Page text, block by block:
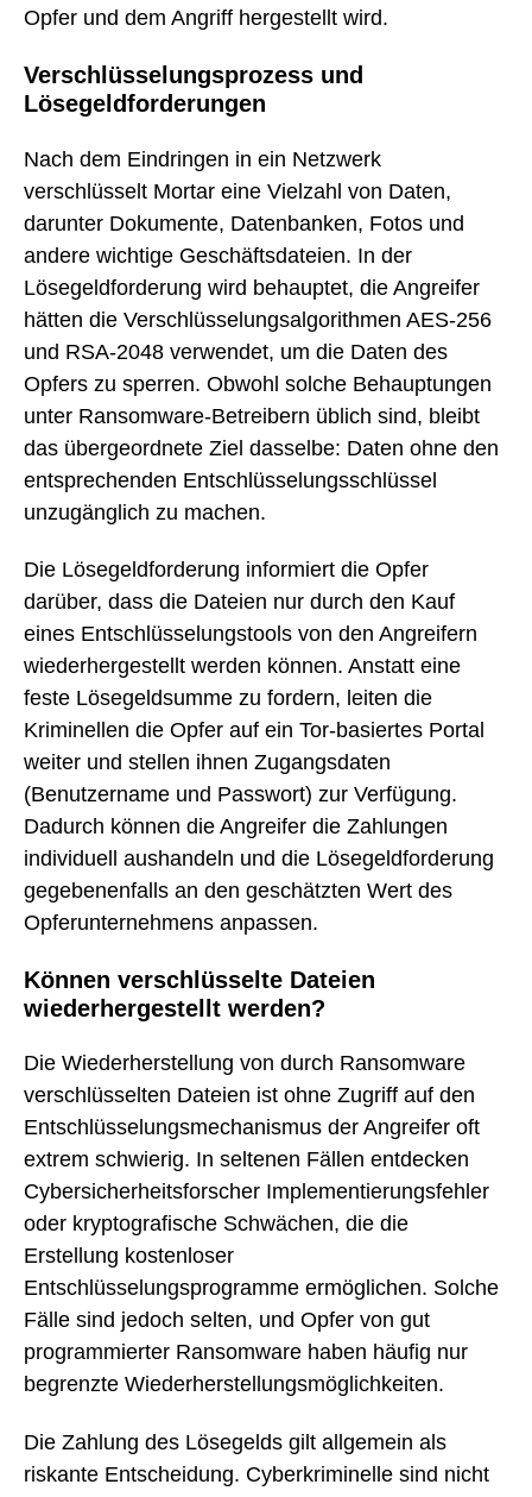
Opfer und dem Angriff hergestellt wird.
Verschlüsselungsprozess und
Lösegeldforderungen
Nach dem Eindringen in ein Netzwerk
verschlüsselt Mortar eine Vielzahl von Daten,
darunter Dokumente, Datenbanken, Fotos und
andere wichtige Geschäftsdateien. In der
Lösegeldforderung wird behauptet, die Angreifer
hätten die Verschlüsselungsalgorithmen AES-256
und RSA-2048 verwendet, um die Daten des
Opfers zu sperren. Obwohl solche Behauptungen
unter Ransomware-Betreibern üblich sind, bleibt
das übergeordnete Ziel dasselbe: Daten ohne den
entsprechenden Entschlüsselungsschlüssel
unzugänglich zu machen.
Die Lösegeldforderung informiert die Opfer
darüber, dass die Dateien nur durch den Kauf
eines Entschlüsselungstools von den Angreifern
wiederhergestellt werden können. Anstatt eine
feste Lösegeldsumme zu fordern, leiten die
Kriminellen die Opfer auf ein Tor-basiertes Portal
weiter und stellen ihnen Zugangsdaten
(Benutzername und Passwort) zur Verfügung.
Dadurch können die Angreifer die Zahlungen
individuell aushandeln und die Lösegeldforderung
gegebenenfalls an den geschätzten Wert des
Opferunternehmens anpassen.
Können verschlüsselte Dateien
wiederhergestellt werden?
Die Wiederherstellung von durch Ransomware
verschlüsselten Dateien ist ohne Zugriff auf den
Entschlüsselungsmechanismus der Angreifer oft
extrem schwierig. In seltenen Fällen entdecken
Cybersicherheitsforscher Implementierungsfehler
oder kryptografische Schwächen, die die
Erstellung kostenloser
Entschlüsselungsprogramme ermöglichen. Solche
Fälle sind jedoch selten, und Opfer von gut
programmierter Ransomware haben häufig nur
begrenzte Wiederherstellungsmöglichkeiten.
Die Zahlung des Lösegelds gilt allgemein als
riskante Entscheidung. Cyberkriminelle sind nicht